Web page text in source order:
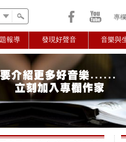
專
報導 發現好聲音 音樂與